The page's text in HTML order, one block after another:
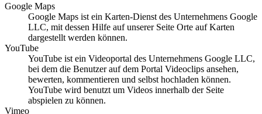
Google Maps
Google Maps ist ein Karten-Dienst des Unternehmens Google
LLC, mit dessen Hilfe auf unserer Seite Orte auf Karten
dargestellt werden können.
YouTube
YouTube ist ein Videoportal des Unternehmens Google LLC,
bei dem die Benutzer auf dem Portal Videoclips ansehen,
bewerten, kommentieren und selbst hochladen können.
YouTube wird benutzt um Videos innerhalb der Seite
abspielen zu können.
Vimeo